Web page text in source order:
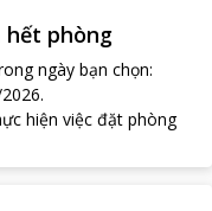
hết phòng
ngày bạn chọn:
.
hiện việc đặt phòng